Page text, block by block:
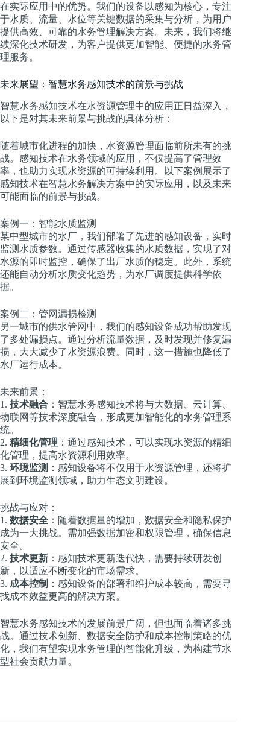
在实际应用中的优势。我们的设备以感知为核心，专注
于水质、流量、水位等关键数据的采集与分析，为用户
提供高效、可靠的水务管理解决方案。未来，我们将继
续深化技术研发，为客户提供更加智能、便捷的水务管
理服务。
未来展望：智慧水务感知技术的前景与挑战
智慧水务感知技术在水资源管理中的应用正日益深入，
以下是对其未来前景与挑战的具体分析：
随着城市化进程的加快，水资源管理面临前所未有的挑
战。感知技术在水务领域的应用，不仅提高了管理效
率，也助力实现水资源的可持续利用。以下案例展示了
感知技术在智慧水务解决方案中的实际应用，以及未来
可能面临的前景与挑战。
案例一：智能水质监测
某中型城市的水厂，我们部署了先进的感知设备，实时
监测水质参数。通过传感器收集的水质数据，实现了对
水源的即时监控，确保了出厂水质的稳定。此外，系统
还能自动分析水质变化趋势，为水厂调度提供科学依
据。
案例二：管网漏损检测
另一城市的供水管网中，我们的感知设备成功帮助发现
了多处漏损点。通过分析流量数据，及时发现并修复漏
损，大大减少了水资源浪费。同时，这一措施也降低了
水厂运行成本。
未来前景：
1. 技术融合 ：智慧水务感知技术将与大数据、云计算、
物联网等技术深度融合，形成更加智能化的水务管理系
统。
2. 精细化管理 ：通过感知技术，可以实现水资源的精细
化管理，提高水资源利用效率。
3. 环境监测 ：感知设备将不仅用于水资源管理，还将扩
展到环境监测领域，助力生态文明建设。
挑战与应对：
1. 数据安全 ：随着数据量的增加，数据安全和隐私保护
成为一大挑战。需加强数据加密和权限管理，确保信息
安全。
2. 技术更新 ：感知技术更新迭代快，需要持续研发创
新，以适应不断变化的市场需求。
3. 成本控制 ：感知设备的部署和维护成本较高，需要寻
找成本效益更高的解决方案。
智慧水务感知技术的发展前景广阔，但也面临着诸多挑
战。通过技术创新、数据安全防护和成本控制策略的优
化，我们有望实现水务管理的智能化升级，为构建节水
型社会贡献力量。